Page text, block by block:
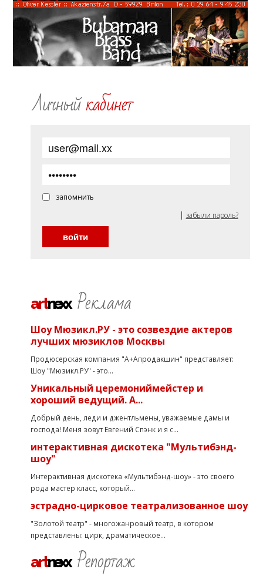
Личныйкабинет
запомнить
| забыли пароль?
artnexx Реклама
Шоу Мюзикл.РУ - это созвездие актеров
лучших мюзиклов Москвы
Продюсерская компания "А+Апродакшин" представляет:
Шоу "Мюзикл.РУ" - это...
Уникальный церемониймейстер и
хороший ведущий. А...
Добрый день, леди и джентльмены, уважаемые дамы и
господа! Меня зовут Евгений Спэнк и я с...
интерактивная дискотека "Мультибэнд-
шоу"
Интерактивная дискотека «Мультибэнд-шоу» - это своего
рода мастер класс, который...
эстрадно-цирковое театрализованное шоу
"Золотой театр" - многожанровый театр, в котором
представлены: цирк, драматическое...
artnexx Репортаж